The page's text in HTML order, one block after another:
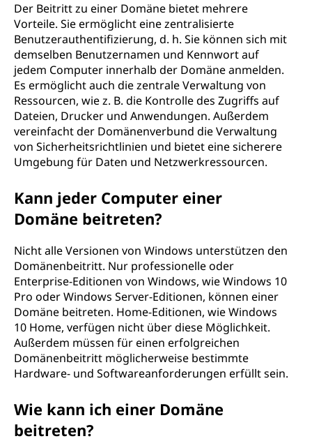
Der Beitritt zu einer Domäne bietet mehrere
Vorteile. Sie ermöglicht eine zentralisierte
Benutzerauthentifizierung, d. h. Sie können sich mit
demselben Benutzernamen und Kennwort auf
jedem Computer innerhalb der Domäne anmelden.
Es ermöglicht auch die zentrale Verwaltung von
Ressourcen, wie z. B. die Kontrolle des Zugriffs auf
Dateien, Drucker und Anwendungen. Außerdem
vereinfacht der Domänenverbund die Verwaltung
von Sicherheitsrichtlinien und bietet eine sicherere
Umgebung für Daten und Netzwerkressourcen.
Kann jeder Computer einer
Domäne beitreten?
Nicht alle Versionen von Windows unterstützen den
Domänenbeitritt. Nur professionelle oder
Enterprise-Editionen von Windows, wie Windows 10
Pro oder Windows Server-Editionen, können einer
Domäne beitreten. Home-Editionen, wie Windows
10 Home, verfügen nicht über diese Möglichkeit.
Außerdem müssen für einen erfolgreichen
Domänenbeitritt möglicherweise bestimmte
Hardware- und Softwareanforderungen erfüllt sein.
Wie kann ich einer Domäne
beitreten?